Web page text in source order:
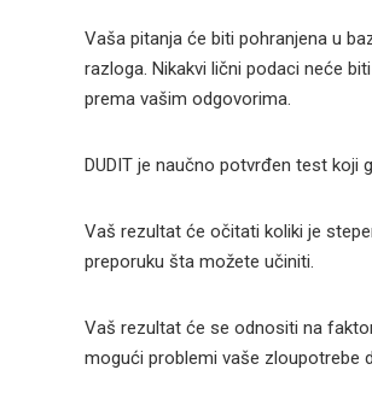
Vaša pitanja će biti pohranjena u
razloga. Nikakvi lični podaci neće
prema vašim odgovorima.
DUDIT je naučno potvrđen test koji
Vaš rezultat će očitati koliki je
preporuku šta možete učiniti.
Vaš rezultat će se odnositi na
mogući problemi vaše zloupotrebe